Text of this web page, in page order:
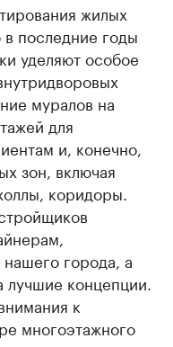
жилых
в последние годы
уделяют особое
муралов на
для
и, конечно,
зон, включая
коридоры.
города, а
концепции.
к
многоэтажного